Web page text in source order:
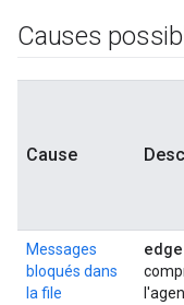
Causes
Cause
Messages
bloqués dans
la file